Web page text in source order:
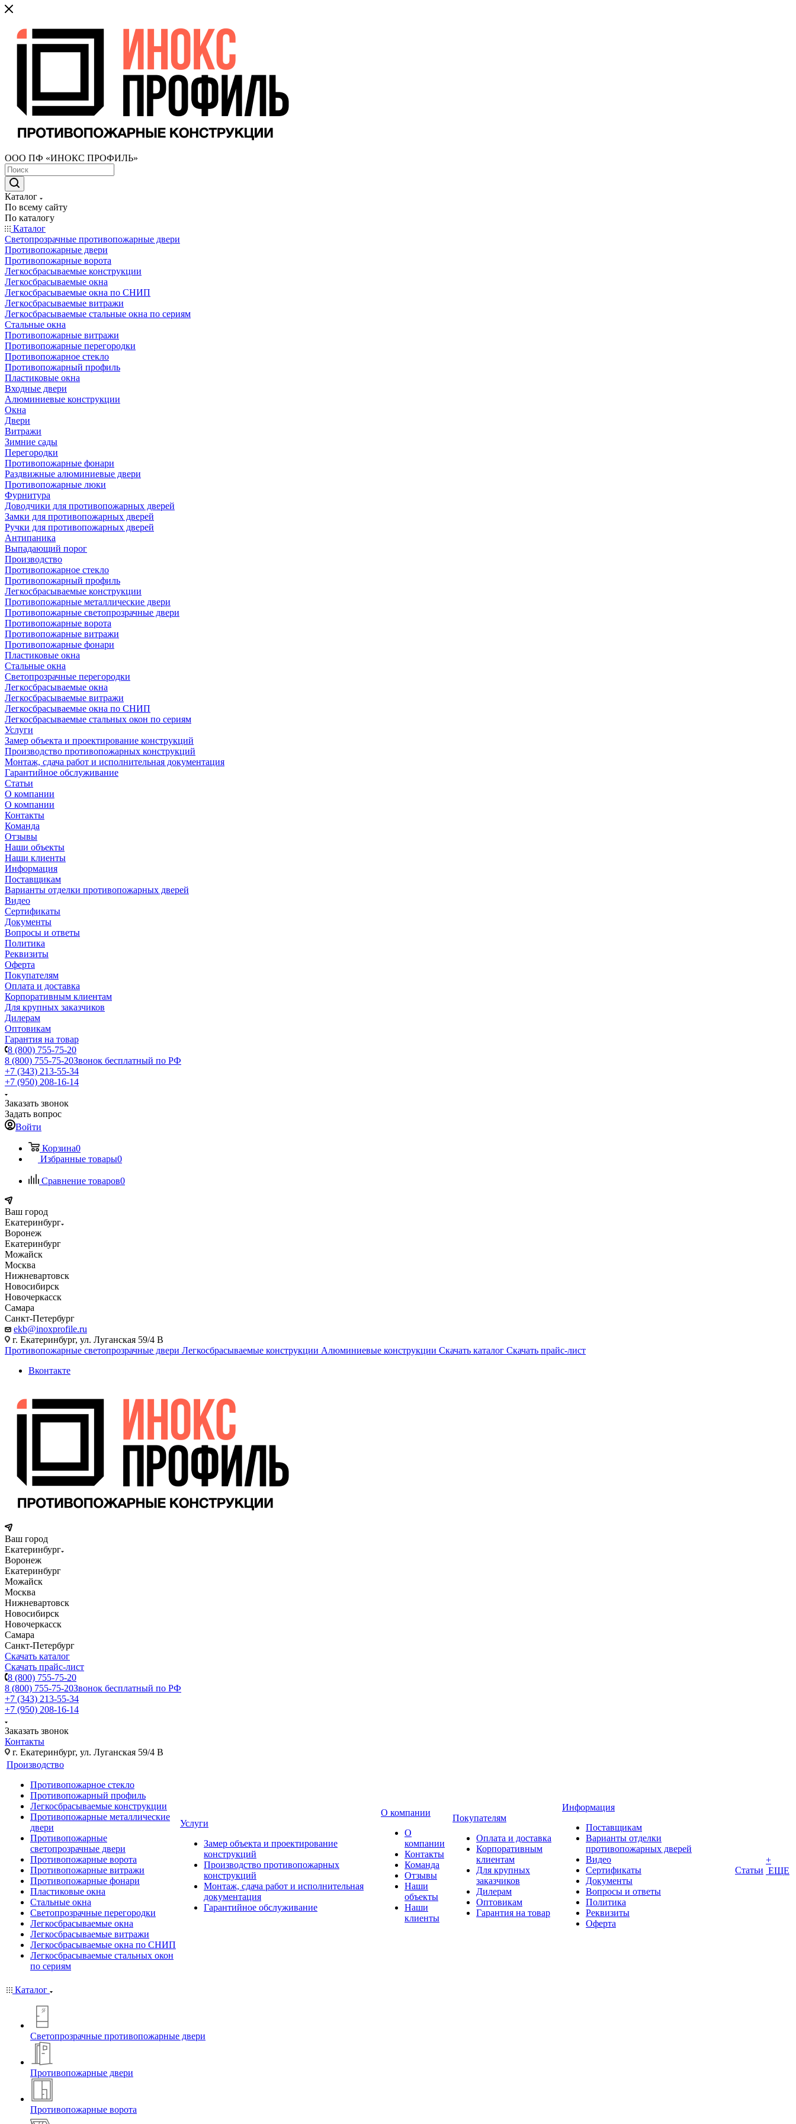
ООО ПФ «ИНОКС ПРОФИЛЬ»
Каталог
По всему сайту
По каталогу
Каталог
Светопрозрачные противопожарные двери
Противопожарные двери
Противопожарные ворота
Легкосбрасываемые конструкции
Легкосбрасываемые окна
Легкосбрасываемые окна по СНИП
Легкосбрасываемые витражи
Легкосбрасываемые стальные окна по сериям
Стальные окна
Противопожарные витражи
Противопожарные перегородки
Противопожарное стекло
Противопожарный профиль
Пластиковые окна
Входные двери
Алюминиевые конструкции
Окна
Двери
Витражи
Зимние сады
Перегородки
Противопожарные фонари
Раздвижные алюминиевые двери
Противопожарные люки
Фурнитура
Доводчики для противопожарных дверей
Замки для противопожарных дверей
Ручки для противопожарных дверей
Антипаника
Выпадающий порог
Производство
Противопожарное стекло
Противопожарный профиль
Легкосбрасываемые конструкции
Противопожарные металлические двери
Противопожарные светопрозрачные двери
Противопожарные ворота
Противопожарные витражи
Противопожарные фонари
Пластиковые окна
Стальные окна
Светопрозрачные перегородки
Легкосбрасываемые окна
Легкосбрасываемые витражи
Легкосбрасываемые окна по СНИП
Легкосбрасываемые стальных окон по сериям
Услуги
Замер объекта и проектирование конструкций
Производство противопожарных конструкций
Монтаж, сдача работ и исполнительная документация
Гарантийное обслуживание
Статьи
О компании
О компании
Контакты
Команда
Отзывы
Наши объекты
Наши клиенты
Информация
Поставщикам
Варианты отделки противопожарных дверей
Видео
Сертификаты
Документы
Вопросы и ответы
Политика
Реквизиты
Оферта
Покупателям
Оплата и доставка
Корпоративным клиентам
Для крупных заказчиков
Дилерам
Оптовикам
Гарантия на товар
8 (800) 755-75-20
8 (800) 755-75-20Звонок бесплатный по РФ
+7 (343) 213-55-34
+7 (950) 208-16-14
Заказать звонок
Задать вопрос
Войти
Корзина0
Избранные товары0
Сравнение товаров0
Ваш город
Екатеринбург
Воронеж
Екатеринбург
Можайск
Москва
Нижневартовск
Новосибирск
Новочеркасск
Самара
Санкт-Петербург
ekb@inoxprofile.ru
г. Екатеринбург, ул. Луганская 59/4 В
Противопожарные светопрозрачные двери Легкосбрасываемые конструкции Алюминиевые конструкции Скачать каталог Скачать прайс-лист
Вконтакте
Ваш город
Екатеринбург
Воронеж
Екатеринбург
Можайск
Москва
Нижневартовск
Новосибирск
Новочеркасск
Самара
Санкт-Петербург
Скачать каталог
Скачать прайс-лист
8 (800) 755-75-20
8 (800) 755-75-20Звонок бесплатный по РФ
+7 (343) 213-55-34
+7 (950) 208-16-14
Заказать звонок
Контакты
г. Екатеринбург, ул. Луганская 59/4 В
Производство
Противопожарное стекло
Противопожарный профиль
Легкосбрасываемые конструкции
Противопожарные металлические
двери
Противопожарные
светопрозрачные двери
Противопожарные ворота
Противопожарные витражи
Противопожарные фонари
Пластиковые окна
Стальные окна
Светопрозрачные перегородки
Легкосбрасываемые окна
Легкосбрасываемые витражи
Легкосбрасываемые окна по СНИП
Легкосбрасываемые стальных окон
по сериям
Услуги
Замер объекта и проектирование
конструкций
Производство противопожарных
конструкций
Монтаж, сдача работ и исполнительная
документация
Гарантийное обслуживание
О компании
О
компании
Контакты
Команда
Отзывы
Наши
объекты
Наши
клиенты
Покупателям
Оплата и доставка
Корпоративным
клиентам
Для крупных
заказчиков
Дилерам
Оптовикам
Гарантия на товар
Информация
Поставщикам
Варианты отделки
противопожарных дверей
Видео
Сертификаты
Документы
Вопросы и ответы
Политика
Реквизиты
Оферта
Статьи
+
ЕЩЕ
Каталог
Светопрозрачные противопожарные двери
Противопожарные двери
Противопожарные ворота